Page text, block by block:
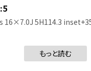
16×7.0J 5H114.3
もっと読む